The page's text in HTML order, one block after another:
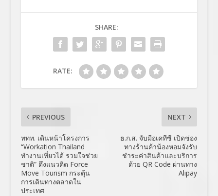
SHARE:
RATE:
PREVIOUS
ททท. เดินหน้าโครงการ
“Workation Thailand
ทำงานเที่ยวได้ รวมใจช่วย
ชาติ” ดึงแนวคิด Force
Move Tourism กระตุ้น
การเดินทางตลาดใน
ประเทศ
NEXT
ธ.ก.ส. จับมือเคทีซี เปิดช่อง
ทางร้านค้าน้องหอมจังรับ
ชำระค่าสินค้าและบริการ
ด้วย QR Code ผ่านทาง
Alipay